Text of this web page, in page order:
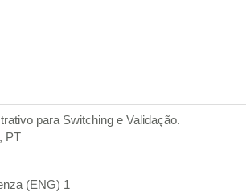
para Switching e Validação.
PT
(ENG) 1